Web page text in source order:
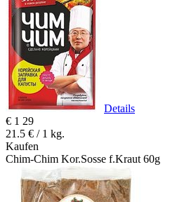
Details
€ 1 29
21.5 € / 1 kg.
Kaufen
Chim-Chim Kor.Sosse f.Kraut 60g